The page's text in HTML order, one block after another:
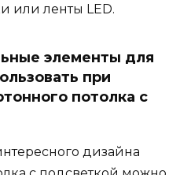
или ленты LED.
элементы для
при
потолка с
дизайна